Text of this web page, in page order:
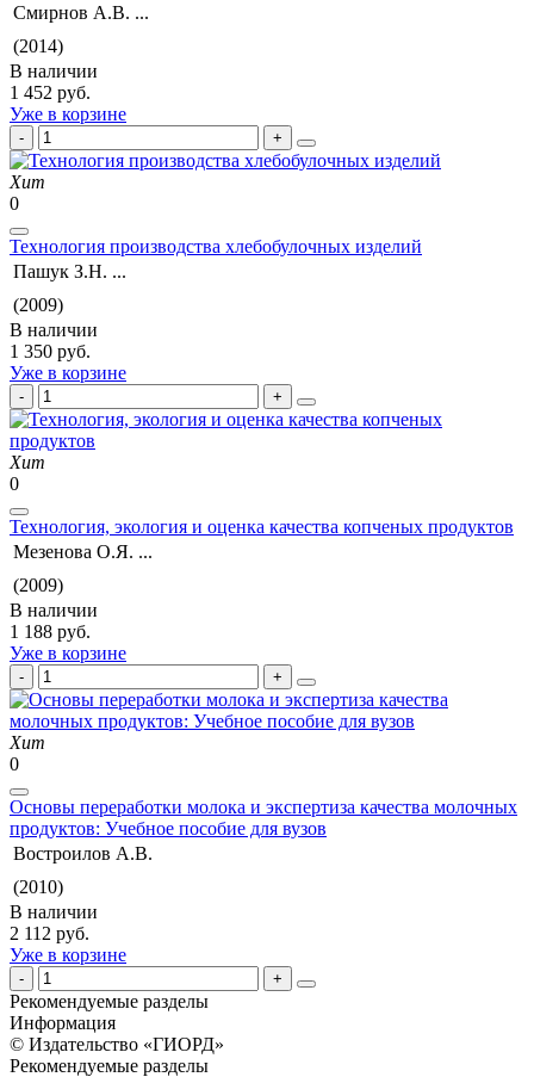
Смирнов А.В. ...
(2014)
В наличии
1 452 руб.
Уже в корзине
Хит
0
Технология производства хлебобулочных изделий
Пашук З.Н. ...
(2009)
В наличии
1 350 руб.
Уже в корзине
Хит
0
Технология, экология и оценка качества копченых продуктов
Мезенова О.Я. ...
(2009)
В наличии
1 188 руб.
Уже в корзине
Хит
0
Основы переработки молока и экспертиза качества молочных
продуктов: Учебное пособие для вузов
Востроилов А.В.
(2010)
В наличии
2 112 руб.
Уже в корзине
Рекомендуемые разделы
Информация
© Издательство «ГИОРД»
Рекомендуемые разделы